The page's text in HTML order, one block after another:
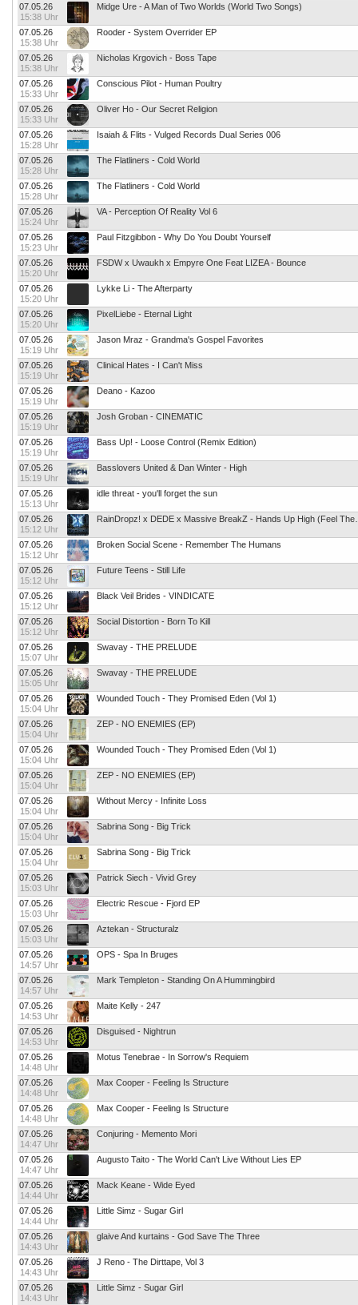
07.05.26
15:38 Uhr
Midge Ure - A Man of Two Worlds (World Two Songs)
07.05.26
15:38 Uhr
Rooder - System Overrider EP
07.05.26
15:38 Uhr
Nicholas Krgovich - Boss Tape
07.05.26
15:33 Uhr
Conscious Pilot - Human Poultry
07.05.26
15:33 Uhr
Oliver Ho - Our Secret Religion
07.05.26
15:28 Uhr
Isaiah & Flits - Vulged Records Dual Series 006
07.05.26
15:28 Uhr
The Flatliners - Cold World
07.05.26
15:28 Uhr
The Flatliners - Cold World
07.05.26
15:24 Uhr
VA - Perception Of Reality Vol 6
07.05.26
15:23 Uhr
Paul Fitzgibbon - Why Do You Doubt Yourself
07.05.26
15:20 Uhr
FSDW x Uwaukh x Empyre One Feat LIZEA - Bounce
07.05.26
15:20 Uhr
Lykke Li - The Afterparty
07.05.26
15:20 Uhr
PixelLiebe - Eternal Light
07.05.26
15:19 Uhr
Jason Mraz - Grandma's Gospel Favorites
07.05.26
15:19 Uhr
Clinical Hates - I Can't Miss
07.05.26
15:19 Uhr
Deano - Kazoo
07.05.26
15:19 Uhr
Josh Groban - CINEMATIC
07.05.26
15:19 Uhr
Bass Up! - Loose Control (Remix Edition)
07.05.26
15:19 Uhr
Basslovers United & Dan Winter - High
07.05.26
15:13 Uhr
idle threat - you'll forget the sun
07.05.26
15:12 Uhr
07.05.26
15:12 Uhr
Broken Social Scene - Remember The Humans
07.05.26
15:12 Uhr
Future Teens - Still Life
07.05.26
15:12 Uhr
Black Veil Brides - VINDICATE
07.05.26
15:12 Uhr
Social Distortion - Born To Kill
07.05.26
15:07 Uhr
Swavay - THE PRELUDE
07.05.26
15:05 Uhr
Swavay - THE PRELUDE
07.05.26
15:04 Uhr
Wounded Touch - They Promised Eden (Vol 1)
07.05.26
15:04 Uhr
ZEP - NO ENEMIES (EP)
07.05.26
15:04 Uhr
Wounded Touch - They Promised Eden (Vol 1)
07.05.26
15:04 Uhr
ZEP - NO ENEMIES (EP)
07.05.26
15:04 Uhr
Without Mercy - Infinite Loss
07.05.26
15:04 Uhr
Sabrina Song - Big Trick
07.05.26
15:04 Uhr
Sabrina Song - Big Trick
07.05.26
15:03 Uhr
Patrick Siech - Vivid Grey
07.05.26
15:03 Uhr
Electric Rescue - Fjord EP
07.05.26
15:03 Uhr
Aztekan - Structuralz
07.05.26
14:57 Uhr
OPS - Spa In Bruges
07.05.26
14:57 Uhr
Mark Templeton - Standing On A Hummingbird
07.05.26
14:53 Uhr
Maite Kelly - 247
07.05.26
14:53 Uhr
Disguised - Nightrun
07.05.26
14:48 Uhr
Motus Tenebrae - In Sorrow's Requiem
07.05.26
14:48 Uhr
Max Cooper - Feeling Is Structure
07.05.26
14:48 Uhr
Max Cooper - Feeling Is Structure
07.05.26
14:47 Uhr
Conjuring - Memento Mori
07.05.26
14:47 Uhr
Augusto Taito - The World Can't Live Without Lies EP
07.05.26
14:44 Uhr
Mack Keane - Wide Eyed
07.05.26
14:44 Uhr
Little Simz - Sugar Girl
07.05.26
14:43 Uhr
glaive And kurtains - God Save The Three
07.05.26
14:43 Uhr
J Reno - The Dirttape, Vol 3
07.05.26
14:43 Uhr
Little Simz - Sugar Girl